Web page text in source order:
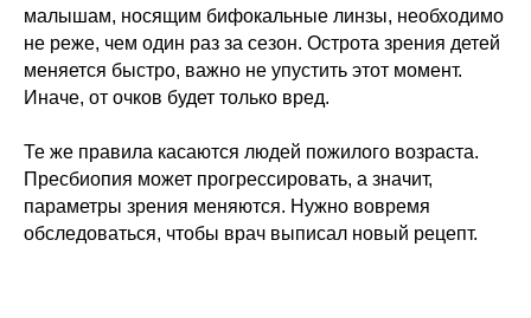
малышам, носящим бифокальные линзы, необходимо
не реже, чем один раз за сезон. Острота зрения детей
меняется быстро, важно не упустить этот момент.
Иначе, от очков будет только вред.
Те же правила касаются людей пожилого возраста.
Пресбиопия может прогрессировать, а значит,
параметры зрения меняются. Нужно вовремя
обследоваться, чтобы врач выписал новый рецепт.